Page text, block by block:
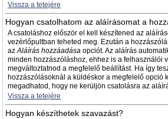
Vissza a tetejére
Hogyan csatolhatom az aláírásomat a
A csatoláshoz először el kell készítened az
vezérlőpultban teheted meg. Ezután a
azAláírás hozzáadása opciót. Az aláírás
minden hozzászóláshoz, ehhez is a felhasználói
megváltoztatnod a megfelelő beállítást. Ha így
hozzászólásoknál a küldéskor a megfelelő opció
megadhatod, hogy ne kerüljön csatolásra az
Vissza a tetejére
Hogyan készíthetek szavazást?